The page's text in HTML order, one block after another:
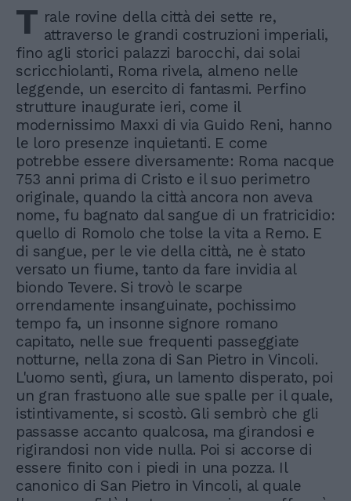
T rale rovine della città dei sette re,
attraverso le grandi costruzioni imperiali,
fino agli storici palazzi barocchi, dai solai
scricchiolanti, Roma rivela, almeno nelle
leggende, un esercito di fantasmi. Perfino
strutture inaugurate ieri, come il
modernissimo Maxxi di via Guido Reni, hanno
le loro presenze inquietanti. E come
potrebbe essere diversamente: Roma nacque
753 anni prima di Cristo e il suo perimetro
originale, quando la città ancora non aveva
nome, fu bagnato dal sangue di un fratricidio:
quello di Romolo che tolse la vita a Remo. E
di sangue, per le vie della città, ne è stato
versato un fiume, tanto da fare invidia al
biondo Tevere. Si trovò le scarpe
orrendamente insanguinate, pochissimo
tempo fa, un insonne signore romano
capitato, nelle sue frequenti passeggiate
notturne, nella zona di San Pietro in Vincoli.
L'uomo sentì, giura, un lamento disperato, poi
un gran frastuono alle sue spalle per il quale,
istintivamente, si scostò. Gli sembrò che gli
passasse accanto qualcosa, ma girandosi e
rigirandosi non vide nulla. Poi si accorse di
essere finito con i piedi in una pozza. Il
canonico di San Pietro in Vincoli, al quale